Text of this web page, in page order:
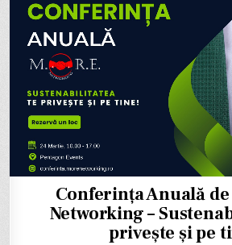
Conferința Anuală
Networking –
privește și pe